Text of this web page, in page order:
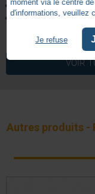
1 Recepteur Rollixo
1 notice de montage
VOIR
Autres produits -
moment via le centre
d'informations, veuillez
Je refuse